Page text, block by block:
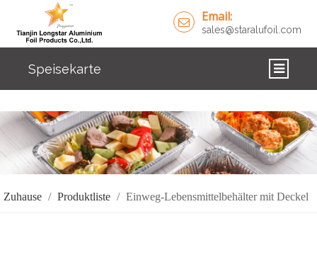
Email:
sales@staralufoil.com
Speisekarte
PRODUKTE
ÜBER UNS
LÖSUNGEN
Zuhause / Produktliste / Einweg-Lebensmittelbehälter mit Deckel